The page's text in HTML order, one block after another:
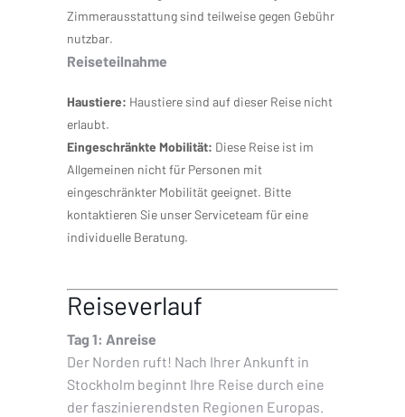
Zimmerausstattung sind teilweise gegen Gebühr
nutzbar.
Reiseteilnahme
Haustiere: Haustiere sind auf dieser Reise nicht
erlaubt.
Eingeschränkte Mobilität: Diese Reise ist im
Allgemeinen nicht für Personen mit
eingeschränkter Mobilität geeignet. Bitte
kontaktieren Sie unser Serviceteam für eine
individuelle Beratung.
Reiseverlauf
Tag 1: Anreise
Der Norden ruft! Nach Ihrer Ankunft in
Stockholm beginnt Ihre Reise durch eine
der faszinierendsten Regionen Europas.